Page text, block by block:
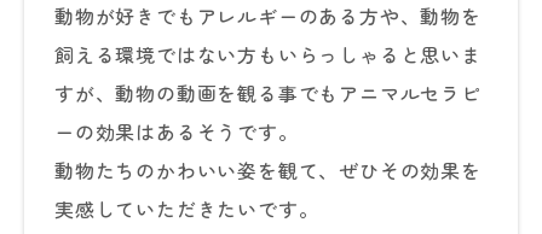
動物が好きでもアレルギーのある方や、動物を
飼える環境ではない方もいらっしゃると思いま
すが、動物の動画を観る事でもアニマルセラピ
ーの効果はあるそうです。
動物たちのかわいい姿を観て、ぜひその効果を
実感していただきたいです。